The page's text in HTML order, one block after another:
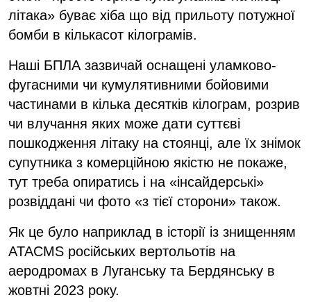
літака» буває хіба що від прильоту потужної
бомби в кількасот кілограмів.
Наші БПЛА зазвичай оснащені уламково-
фугасними чи кумулятивними бойовими
частинами в кілька десятків кілограм, розрив
чи влучання яких може дати суттєві
пошкодження літаку на стоянці, але їх знімок
супутника з комерційною якістю не покаже,
тут треба опиратись і на «інсайдерські»
розвіддані чи фото «з тієї сторони» також.
Як це було наприклад в історії із знищенням
ATACMS російських вертольотів на
аеродромах в Луганську та Бердянську в
жовтні 2023 року.